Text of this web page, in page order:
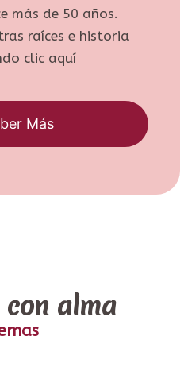
más de 50 años.
raíces e historia
clic aquí
Más
con alma